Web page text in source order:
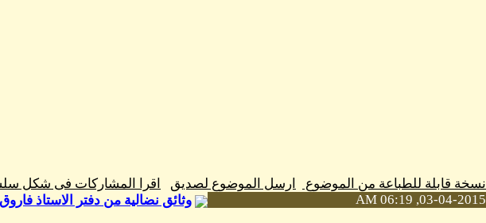
نسخة قابلة للطباعة من الموضوع ارسل الموضوع لصديق اقرا المشاركات فى شكل
03-04-2015, 06:19 AM
وثائق نضالية من دفتر الاستاذ فاروق أبو عيسى 4 -10 بقلم